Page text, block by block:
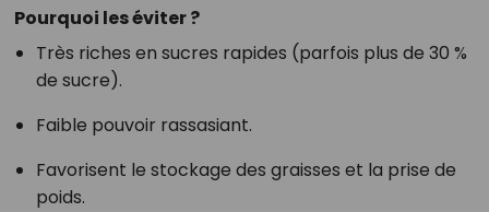
Pourquoi les éviter ?
Très riches en sucres rapides (parfois plus de 30 %
de sucre).
Faible pouvoir rassasiant.
Favorisent le stockage des graisses et la prise de
poids.